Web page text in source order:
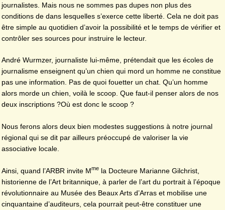
journalistes. Mais nous ne sommes pas dupes non plus des
conditions de dans lesquelles s’exerce cette liberté. Cela ne doit pas
être simple au quotidien d’avoir la possibilité et le temps de vérifier et
contrôler ses sources pour instruire le lecteur.
André Wurmzer, journaliste lui-même, prétendait que les écoles de
journalisme enseignent qu’un chien qui mord un homme ne constitue
pas une information. Pas de quoi fouetter un chat. Qu’un homme
alors morde un chien, voilà le scoop. Que faut-il penser alors de nos
deux inscriptions ?Où est donc le scoop ?
Nous ferons alors deux bien modestes suggestions à notre journal
régional qui se dit par ailleurs préoccupé de valoriser la vie
associative locale.
Ainsi, quand l’ARBR invite Mme la Docteure Marianne Gilchrist,
historienne de l’Art britannique, à parler de l’art du portrait à l’époque
révolutionnaire au Musée des Beaux Arts d’Arras et mobilise une
cinquantaine d’auditeurs, cela pourrait peut-être constituer une